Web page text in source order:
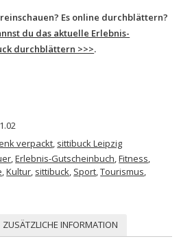
Es online durchblättern?
du das aktuelle Erlebnis-
durchblättern >>>.
verpackt, sittibuck Leipzig
,Erlebnis-Gutscheinbuch,Fitness,
,Kultur, sittibuck, Sport,Tourismus,
ZUSÄTZLICHE INFORMATION